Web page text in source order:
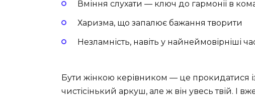
Вміння слухати — ключ до гармонії в
Харизма, що запалює бажання творити
Незламність, навіть у найнеймовірніші
Бути жінкою керівником — це прокидатися
чистісінький аркуш, але ж він увесь твій. І